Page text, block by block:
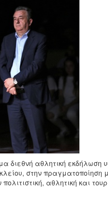
διεθνή αθλητική εκδήλωση
στην
αθλητική και